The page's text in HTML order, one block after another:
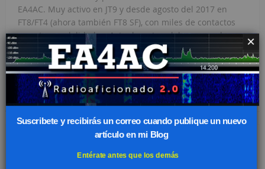
EA4AC. Muy activo en JT9 y desde agosto del 2017 en
FT8/FT4 (ahora también FT8 SF), con miles de contactos
en estas modalidades. Actualmente colaboro con el
proyecto del programa WSJT-X.
ARTÍCULOS RELATIVOS
Suscribete y recibirás un correo cuando publique un nuevo
artículo en mi Blog
Entérate antes que los demás
×